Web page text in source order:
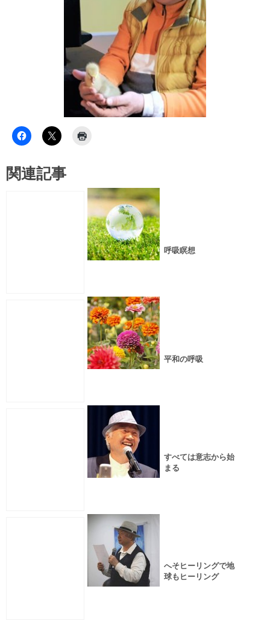
関連記事
呼吸瞑想
平和の呼吸
すべては意志から始
まる
へそヒーリングで地
球もヒーリング